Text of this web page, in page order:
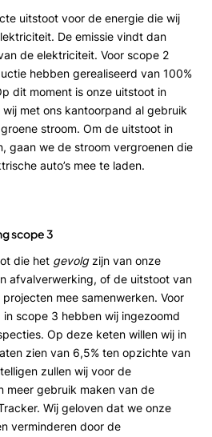
uitstoot voor de energie die wij
De emissie vindt dan
de elektriciteit. Voor scope 2
hebben gerealiseerd van 100%
dit moment is onze uitstoot in
met ons kantoorpand al gebruik
stroom. Om de uitstoot in
gaan we de stroom vergroenen die
auto’s mee te laden.
scope 3
die het gevolgzijn van onze
afvalverwerking, of de uitstoot van
mee samenwerken. Voor
scope 3 hebben wij ingezoomd
Op deze keten willen wij in
zien van 6,5% ten opzichte van
zullen wij voor de
meer gebruik maken van de
Wij geloven dat we onze
verminderen door de